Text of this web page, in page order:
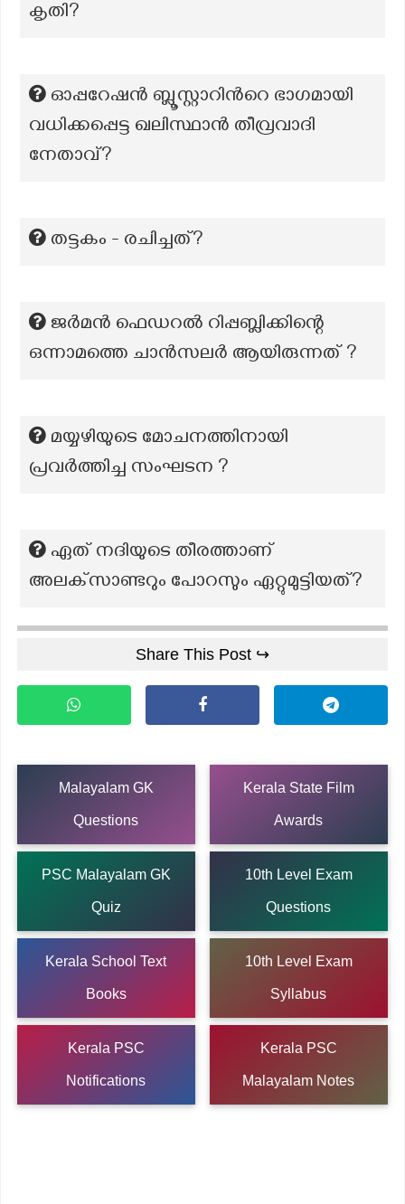
കൃതി?
ഓപ്പറേഷൻ ബ്ലൂസ്റ്റാറിന്‍റെ ഭാഗമായി
വധിക്കപ്പെട്ട ഖലിസ്ഥാൻ തീവ്രവാദി
നേതാവ്?
തട്ടകം - രചിച്ചത്?
ജർമൻ ഫെഡറൽ റിപ്പബ്ലിക്കിന്റെ
ഒന്നാമത്തെ ചാൻസലർ ആയിരുന്നത് ?
മയ്യഴിയുടെ മോചനത്തിനായി
പ്രവർത്തിച്ച സംഘടന ?
ഏത് നദിയുടെ തീരത്താണ്
അലക്‌സാണ്ടറും പോറസും ഏറ്റുമുട്ടിയത്?
Share This Post ↪
Malayalam GK
Questions
Kerala State Film
Awards
PSC Malayalam GK
Quiz
10th Level Exam
Questions
Kerala School Text
Books
10th Level Exam
Syllabus
Kerala PSC
Notifications
Kerala PSC
Malayalam Notes